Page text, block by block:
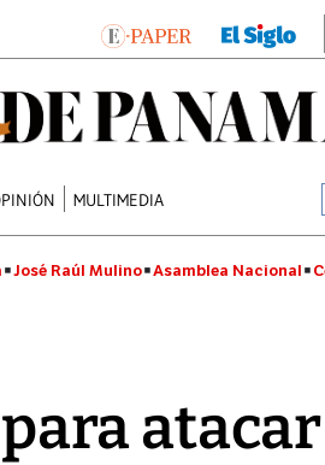
MULTIMEDIA
José Raúl Mulino Asamblea Nacional